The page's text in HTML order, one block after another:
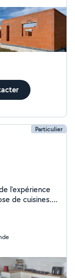
SERA
Bien sûr, vos
Particulier
l'expérience
de cuisines.